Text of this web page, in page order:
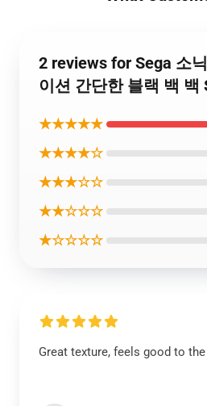
2 reviews for Sega 소
이션 간단한 블랙 백 백
★★★★★
★★★★☆
★★★☆☆
★★☆☆☆
★☆☆☆☆
Great texture, feels good to